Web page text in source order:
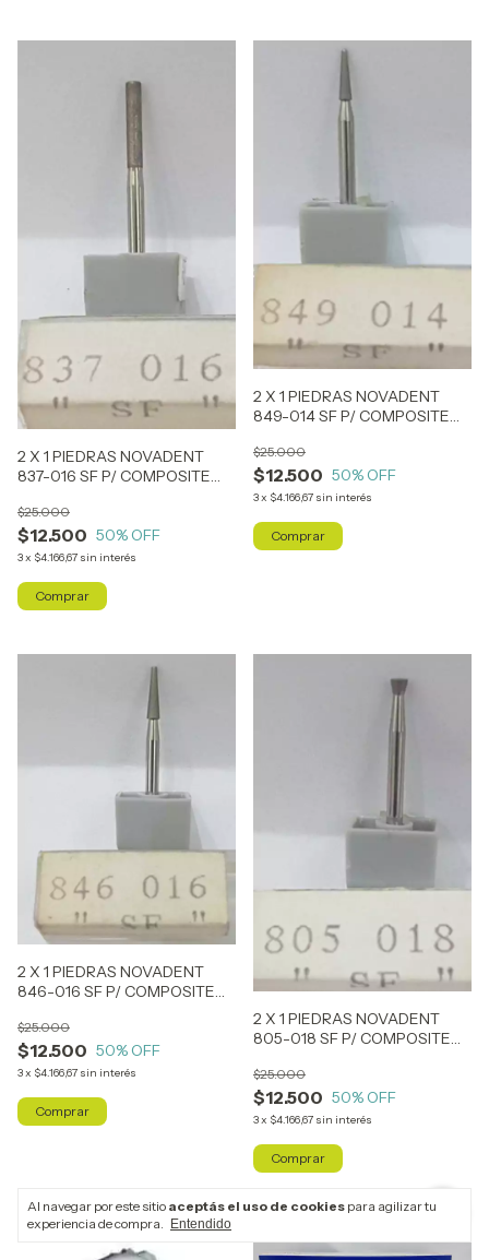
Al navegar por este sitio aceptás el uso de cookies para agilizar tu
experiencia de compra.
Entendido
2 X 1 PIEDRAS NOVADENT
837-016 SF P/ COMPOSITE
$12.500
$25.000
50% OFF
3x $4.166,67 sin interés
2 X 1 PIEDRAS NOVADENT
849-014 SF P/ COMPOSITE
$12.500
$25.000
50% OFF
3x $4.166,67 sin interés
2 X 1 PIEDRAS NOVADENT
846-016 SF P/ COMPOSITE
$12.500
$25.000
50% OFF
3x $4.166,67 sin interés
2 X 1 PIEDRAS NOVADENT
805-018 SF P/ COMPOSITE
$12.500
$25.000
50% OFF
3x $4.166,67 sin interés